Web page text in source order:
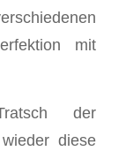
mit
der
diese